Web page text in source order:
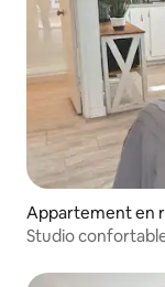
Appartement en
Studio confortable